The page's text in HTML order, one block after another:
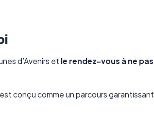
d’Avenirs et le rendez-vous à ne pas
conçu comme un parcours garantissant